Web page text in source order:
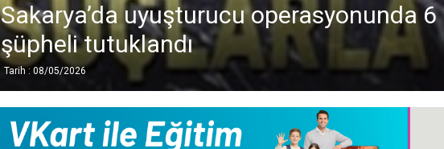
Sakarya’da uyuşturucu operasyonunda 6
şüpheli tutuklandı
Tarih : 08/05/2026